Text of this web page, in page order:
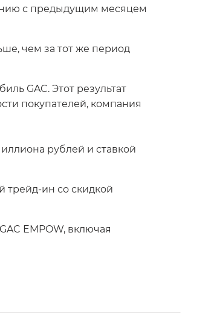
с предыдущим месяцем
чем за тот же период
GAC. Этот результат
покупателей, компания
рублей и ставкой
трейд-ин со скидкой
EMPOW, включая